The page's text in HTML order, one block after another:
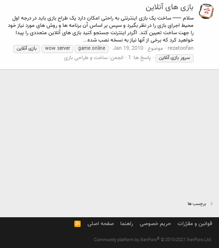
بازی های آنلاین
سلام ------ ساخت یک بازی اینترنتی به راحتی امکان دارد یک طراح بازی باید در درجه اول
محیط اجرای بازی را در نظر بگیرد و سپس بر اساس آن برنامه ها و روش های مورد نیاز خود
را جهت ساخت تعیین کند. اگردر اینترنت جستجو کنید بازی های آنلاین متعددی را پیدا
خواهید کرد که برخی از آنها نیاز به نسخه نصب شده...
rezatoofan موضوع Jan 19, 2010
game online
wow server بازی آنلاین
سرور بازی آنلاین پاسخ ها: 1 انجمن: ساخت و طراحی بازی
برچسب ها
قوانین و مقرّرات حریم خصوصی راهنما صفحه اصلی
R
S
Community platform by XenForo® © 2010-2021 XenForo Ltd.